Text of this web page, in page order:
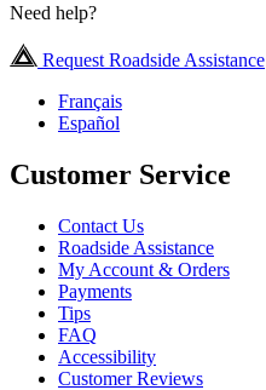
Need help?
Request Roadside Assistance
Français
Español
Customer Service
Contact Us
Roadside Assistance
My Account & Orders
Payments
Tips
FAQ
Accessibility
Customer Reviews